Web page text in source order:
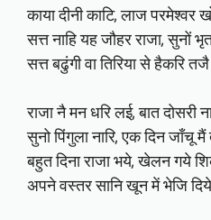
काया दीनी काटि, लाज परमेश्वर
सत्त नाहि यह जौहर राजा, सुनों
सत्त बढुंगी वा तिरिया से हैकरि तजै
राजा नै मन धरि लई, बात दोसरी
सुनो पिंगुला नारि, एक दिन जाँचू मैं
बहुत दिना राजा भये, खेलन गये
अपने वस्तर सानि खून में भेजि दिये